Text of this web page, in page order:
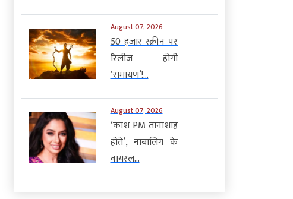
August 07, 2026
50 हजार स्क्रीन पर
रिलीज होगी
‘रामायण’!...
August 07, 2026
‘काश PM तानाशाह
होते’, नाबालिग के
वायरल...